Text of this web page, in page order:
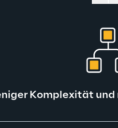
Komplexität